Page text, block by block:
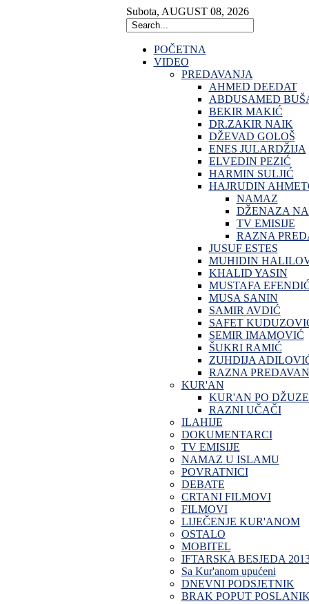
Subota, AUGUST 08, 2026
POČETNA
VIDEO
PREDAVANJA
AHMED DEEDAT
ABDUSAMED
BEKIR MAKIĆ
DR.ZAKIR NAIK
DŽEVAD GOLOŠ
ENES JULARDŽIJA
ELVEDIN PEZIĆ
HARMIN SULJIĆ
HAJRUDIN
NAMAZ
DŽENAZA
TV EMISIJE
RAZNA
JUSUF ESTES
MUHIDIN
KHALID YASIN
MUSTAFA
MUSA SANIN
SAMIR AVDIĆ
SAFET
SEMIR IMAMOVIĆ
ŠUKRI RAMIĆ
ZUHDIJA
RAZNA
KUR'AN
KUR'AN PO
RAZNI UČAČI
ILAHIJE
DOKUMENTARCI
TV EMISIJE
NAMAZ U ISLAMU
POVRATNICI
DEBATE
CRTANI FILMOVI
FILMOVI
LIJEČENJE KUR'ANOM
OSTALO
MOBITEL
IFTARSKA BESJEDA
Sa Kur'anom upućeni
DNEVNI PODSJETNIK
BRAK POPUT